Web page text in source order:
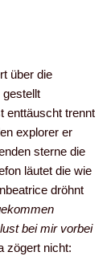
über die
gestellt
enttäuscht trennt
explorer er
sterne die
läutet die wie
dröhnt
bei mir vorbei
zögert nicht: